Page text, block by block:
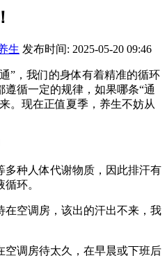
生 发布时间: 2025-05-20 09:46
”，我们的身体有着精准的循环
循一定的规律，如果哪条“通
。现在正值夏季，养生不妨从
多种人体代谢物质，因此排汗有
环。
在空调房，该出的汗出不来，我
空调房待太久，在早晨或下班后